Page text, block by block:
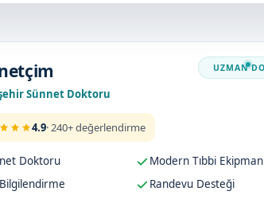
Sünnet Doktoru
4.9· 240+ değerlendirme
Doktoru
Modern Tıbbi Ekipman
Randevu Desteği